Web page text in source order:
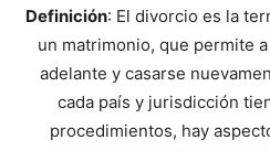
Definición: El divorcio es la
un matrimonio, que permite
adelante y casarse
cada país y jurisdicción
procedimientos, hay